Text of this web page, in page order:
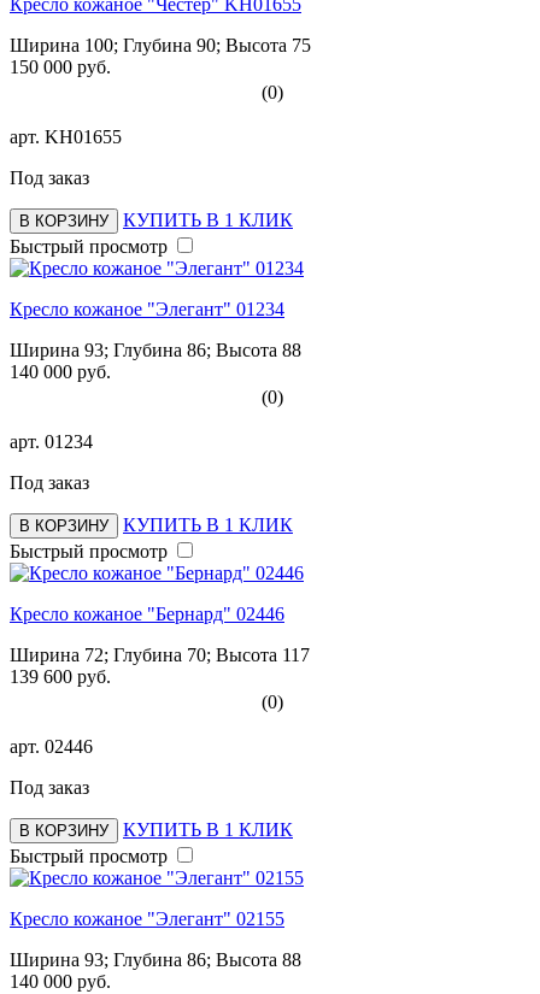
Ширина 100; Глубина 90; Высота 75
150 000 руб.
(0)
арт. KH01655
Под заказ
В КОРЗИНУ
КУПИТЬ В 1 КЛИК
Быстрый просмотр
Кресло кожаное "Элегант" 01234
Ширина 93; Глубина 86; Высота 88
140 000 руб.
(0)
арт. 01234
Под заказ
В КОРЗИНУ
КУПИТЬ В 1 КЛИК
Быстрый просмотр
Кресло кожаное "Бернард" 02446
Ширина 72; Глубина 70; Высота 117
139 600 руб.
(0)
арт. 02446
Под заказ
В КОРЗИНУ
КУПИТЬ В 1 КЛИК
Быстрый просмотр
Кресло кожаное "Элегант" 02155
Ширина 93; Глубина 86; Высота 88
140 000 руб.